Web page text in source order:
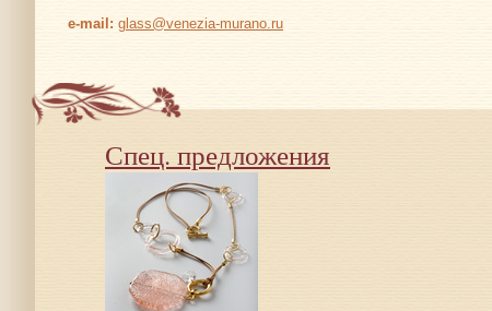
е-mail: glass@venezia-murano.ru
Спец. предложения